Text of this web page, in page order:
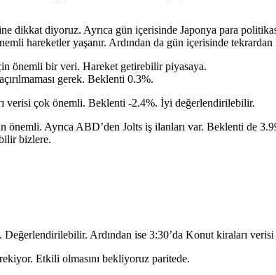
dikkat diyoruz. Ayrıca gün içerisinde Japonya para
hareketler yaşanır. Ardından da gün içerisinde tekrardan
önemli bir veri. Hareket getirebilir piyasaya.
gerek. Beklenti 0.3%.
verisi çok önemli. Beklenti -2.4%. İyi değerlendirilebilir.
Ayrıca ABD’den Jolts iş ilanları var. Beklenti de
bizlere.
Ardından ise 3:30’da Konut kiraları
Etkili olmasını bekliyoruz paritede.